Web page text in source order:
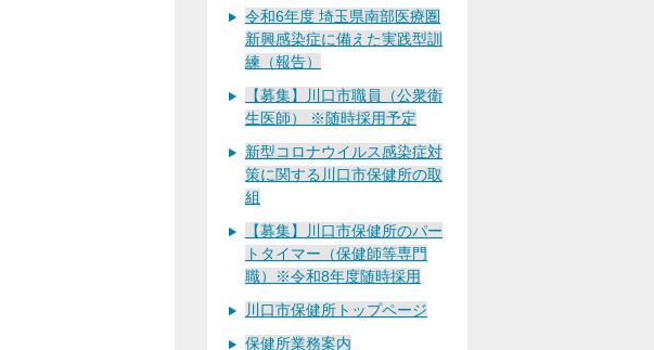
令和6年度 埼玉県南部医療圏
新興感染症に備えた実践型訓
練（報告）
【募集】川口市職員（公衆衛
生医師） ※随時採用予定
新型コロナウイルス感染症対
策に関する川口市保健所の取
組
【募集】川口市保健所のパー
トタイマー（保健師等専門
職）※令和8年度随時採用
川口市保健所トップページ
保健所業務案内